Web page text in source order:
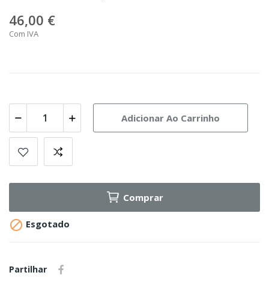
46,00 €
Com IVA
Adicionar Ao Carrinho
Comprar
 Esgotado
Partilhar